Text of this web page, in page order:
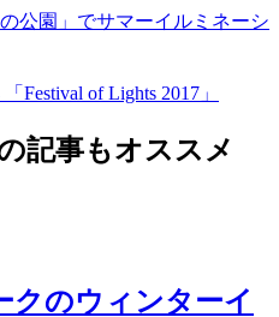
公園」でサマーイルミネーシ
Festival of Lights 2017」
記事もオススメ
クのウィンターイ